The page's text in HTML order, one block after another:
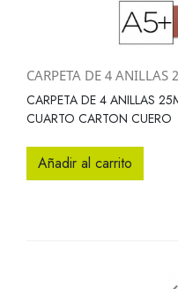
CARPETA DE 4 ANILLAS
CARPETA DE 4 ANILLAS
CUARTO CARTON CUERO
Añadir al carrito